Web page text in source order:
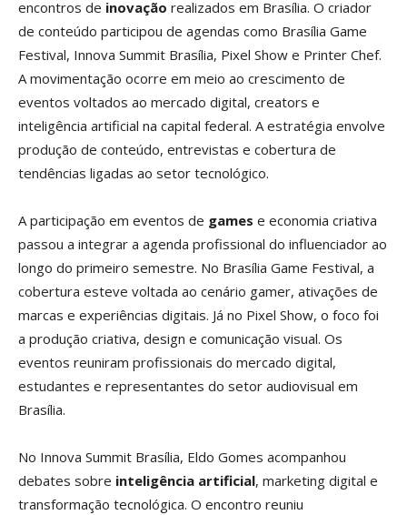
encontros de inovação realizados em Brasília. O criador
de conteúdo participou de agendas como Brasília Game
Festival, Innova Summit Brasília, Pixel Show e Printer Chef.
A movimentação ocorre em meio ao crescimento de
eventos voltados ao mercado digital, creators e
inteligência artificial na capital federal. A estratégia envolve
produção de conteúdo, entrevistas e cobertura de
tendências ligadas ao setor tecnológico.
A participação em eventos de games e economia criativa
passou a integrar a agenda profissional do influenciador ao
longo do primeiro semestre. No Brasília Game Festival, a
cobertura esteve voltada ao cenário gamer, ativações de
marcas e experiências digitais. Já no Pixel Show, o foco foi
a produção criativa, design e comunicação visual. Os
eventos reuniram profissionais do mercado digital,
estudantes e representantes do setor audiovisual em
Brasília.
No Innova Summit Brasília, Eldo Gomes acompanhou
debates sobre inteligência artificial, marketing digital e
transformação tecnológica. O encontro reuniu